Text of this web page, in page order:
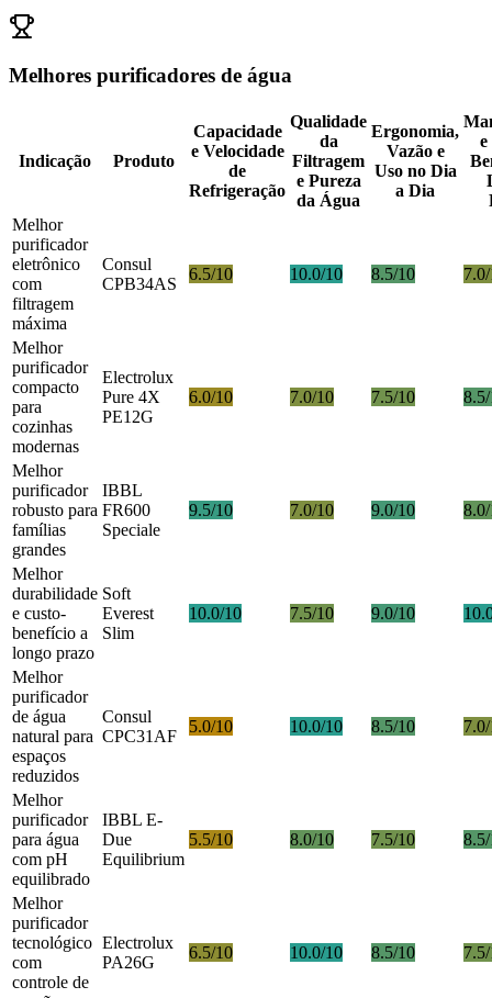
Melhores purificadores de água
Indicação Produto
Capacidade
e Velocidade
de
Refrigeração
Qualidade
da
Filtragem
e Pureza
da Água
Ergonomia,
Vazão e
Uso no Dia
a Dia
e
Melhor
purificador
eletrônico
com
filtragem
máxima
Consul
CPB34AS
6.5/10 10.0/10 8.5/10
Melhor
purificador
compacto
para
cozinhas
modernas
Electrolux
Pure 4X
PE12G
6.0/10 7.0/10 7.5/10
Melhor
purificador
robusto para
famílias
grandes
IBBL
FR600
Speciale
9.5/10 7.0/10 9.0/10
Melhor
durabilidade
e custo-
benefício a
longo prazo
Soft
Everest
Slim
10.0/10 7.5/10 9.0/10
Melhor
purificador
de água
natural para
espaços
reduzidos
Consul
CPC31AF
5.0/10 10.0/10 8.5/10
Melhor
purificador
para água
com pH
equilibrado
IBBL E-
Due
Equilibrium
5.5/10 8.0/10 7.5/10
Melhor
purificador
tecnológico
com
controle de
Electrolux
PA26G
6.5/10 10.0/10 8.5/10